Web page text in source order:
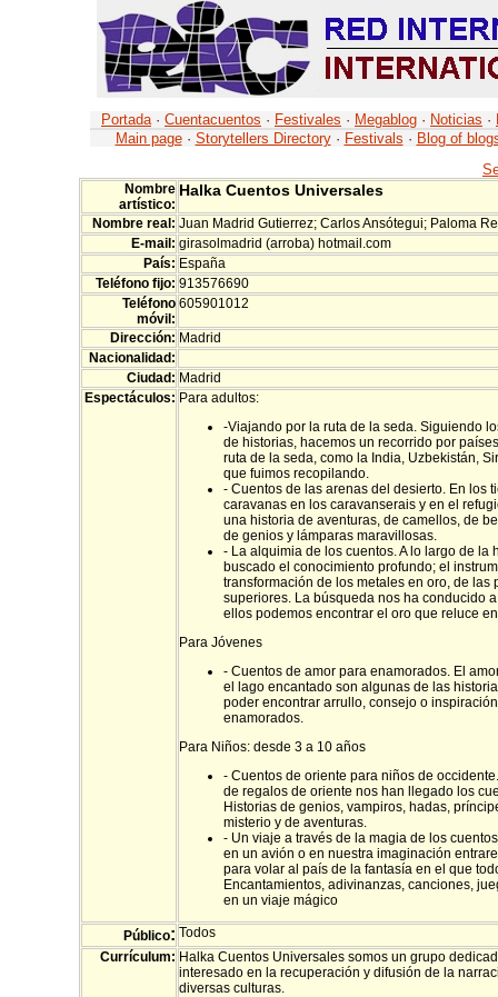
Portada · Cuentacuentos · Festivales · Megablog · Noticias ·
Main page · Storytellers Directory · Festivals · Blog of
Nombre
artístico:
Halka Cuentos Universales
Nombre real: Juan Madrid Gutierrez; Carlos Ansótegui; Paloma
E-mail: girasolmadrid (arroba) hotmail.com
País: España
Teléfono fijo: 913576690
Teléfono
móvil:
605901012
Dirección: Madrid
Nacionalidad:
Ciudad: Madrid
Espectáculos: Para adultos:
-Viajando por la ruta de la seda. Siguiendo
de historias, hacemos un recorrido por
ruta de la seda, como la India, Uzbekistán,
que fuimos recopilando.
- Cuentos de las arenas del desierto. En los
caravanas en los caravanserais y en el
una historia de aventuras, de camellos, de
de genios y lámparas maravillosas.
- La alquimia de los cuentos. A lo largo de la
buscado el conocimiento profundo; el
transformación de los metales en oro, de las
superiores. La búsqueda nos ha conducido
ellos podemos encontrar el oro que reluce
Para Jóvenes
- Cuentos de amor para enamorados. El
el lago encantado son algunas de las
poder encontrar arrullo, consejo o
enamorados.
Para Niños: desde 3 a 10 años
- Cuentos de oriente para niños de
de regalos de oriente nos han llegado los
Historias de genios, vampiros, hadas,
misterio y de aventuras.
- Un viaje a través de la magia de los
en un avión o en nuestra imaginación
para volar al país de la fantasía en el que
Encantamientos, adivinanzas, canciones,
en un viaje mágico
Público: Todos
Currículum: Halka Cuentos Universales somos un grupo
interesado en la recuperación y difusión de la
diversas culturas.